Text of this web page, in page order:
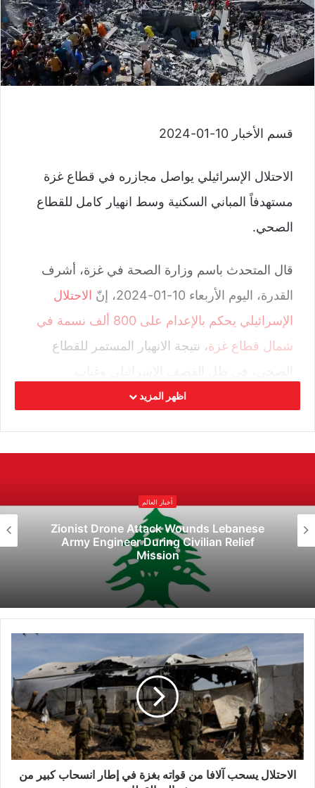
قسم الأخبار 10-01-2024
الاحتلال الإسرائيلي يواصل مجازره في قطاع غزة
مستهدفاً المباني السكنية وسط انهيار كامل للقطاع
الصحي.
قال المتحدث باسم وزارة الصحة في غزة، أشرف
القدرة، اليوم الأربعاء 10-01-2024، إنّ
الاحتلال
الإسرائيلي يحكم بالإعدام على 800 ألف نسمة في
شمال قطاع غزة، نتيجة الانهيار المستمر للقطاع
لمواجهة الحالات الخطرة التي تصلها.
هذا ويواصل الاحتلال الإسرائيلي جرائمه في قطاع
وأصيب آخرون بجروح برصاص قوات الاحتلال
الإسرائيلي المتمركزة على الطريق الساحلي، في
منطقة الشيخ عجلين، جنوب غرب مدينة غزة.
كما استشهد عدد من المواطنين وأصيب آخرون من
جرّاء استهداف الاحتلال منزلاً يعود لعائلة عسلية في
بلدة جباليا.
اظهر المزيد
أخبار العالم
Zionist Drone Attack Wounds Lebanese
Army Engineer During Civilian Relief
Mission
الاحتلال يسحب آلافا من قواته بغزة في إطار انسحاب كبير من